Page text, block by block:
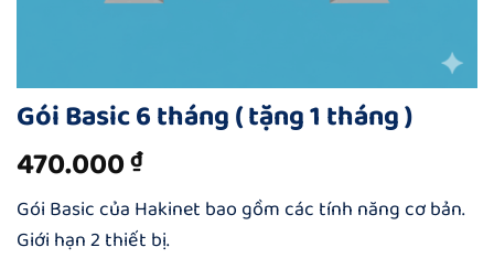
Gói Basic 6 tháng ( tặng 1 tháng )
470.000₫
Gói Basic của Hakinet bao gồm các tính năng cơ bản.
Giới hạn 2 thiết bị.